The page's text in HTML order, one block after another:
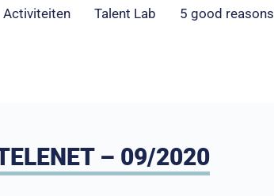
Activiteiten Talent Lab 5 good
– 09/2020